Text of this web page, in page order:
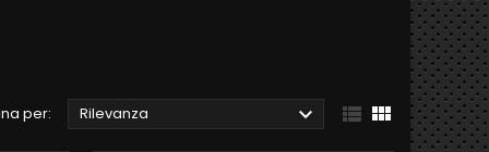
per: Rilevanza   